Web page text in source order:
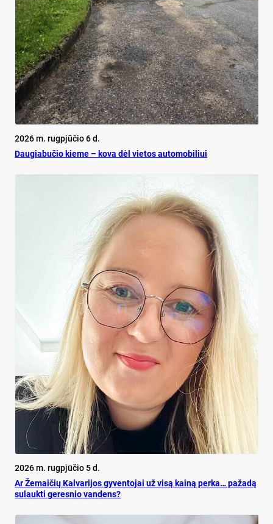
2026 m. rugpjūčio 6 d.
Dau­gia­bu­čio kie­me – ko­va dėl vie­tos au­to­mo­bi­liui
2026 m. rugpjūčio 5 d.
Ar Že­mai­čių Kal­va­ri­jos gy­ven­to­jai už vi­są kai­ną per­ka… pa­ža­dą
su­lauk­ti ge­res­nio van­dens?